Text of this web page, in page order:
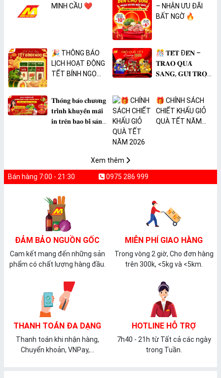
MINH CẦU ❤️
– NHẬN ƯU ĐÃI
BẤT NGỜ 🔥
🎉 THÔNG BÁO
LỊCH HOẠT ĐỘNG
TẾT BÍNH NGỌ
🎊 𝐓𝐄̂́𝐓 Đ𝐄̂́𝐍 –
𝐓𝐑𝐀𝐎 𝐐𝐔𝐀̀
𝐒𝐀𝐍𝐆, 𝐆𝐔̛̉𝐈 𝐓𝐑𝐎̣𝐍
𝐓𝐡𝐨̂𝐧𝐠 𝐛𝐚́𝐨 𝐜𝐡𝐮̛𝐨̛𝐧𝐠
𝐭𝐫𝐢̀𝐧𝐡 𝐤𝐡𝐮𝐲𝐞̂́𝐧 𝐦𝐚̃𝐢
𝐢𝐧 𝐭𝐫𝐞̂𝐧 𝐛𝐚𝐨 𝐛𝐢̀ 𝐬𝐚̉𝐧
🎁 CHÍNH SÁCH
CHIẾT KHẤU GIỎ
QUÀ TẾT NĂM
Xem thêm
Bán hàng 7:00 - 21:30 0975 286 999
ĐẢM BẢO NGUỒN GỐC
Cam kết mang đến những sản
phẩm có chất lượng hàng đầu.
MIỄN PHÍ GIAO HÀNG
Trong vòng 2 giờ, Cho đơn hàng
trên 300k, <5kg và <5km.
THANH TOÁN ĐA DẠNG
Thanh toán khi nhận hàng,
Chuyển khoản, VNPay,...
HOTLINE HỖ TRỢ
7h40 - 21h từ Tất cả các ngày
trong Tuần.